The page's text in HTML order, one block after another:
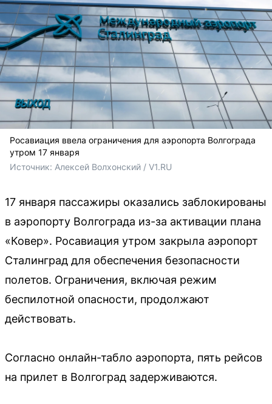
Росавиация ввела ограничения для аэропорта Волгограда
утром 17 января
Источник: Алексей Волхонский / V1.RU
17 января пассажиры оказались заблокированы
в аэропорту Волгограда из-за активации плана
«Ковер». Росавиация утром закрыла аэропорт
Сталинград для обеспечения безопасности
полетов. Ограничения, включая режим
беспилотной опасности, продолжают
действовать.
Согласно онлайн-табло аэропорта, пять рейсов
на прилет в Волгоград задерживаются.